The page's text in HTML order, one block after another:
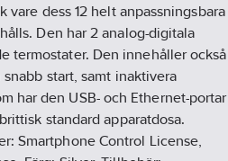
dess 12 helt anpassningsbara
Den har 2 analog-digitala
termostater. Den innehåller också
start, samt inaktivera
har den USB- och Ethernet-portar
standard apparatdosa.
Smartphone Control License,